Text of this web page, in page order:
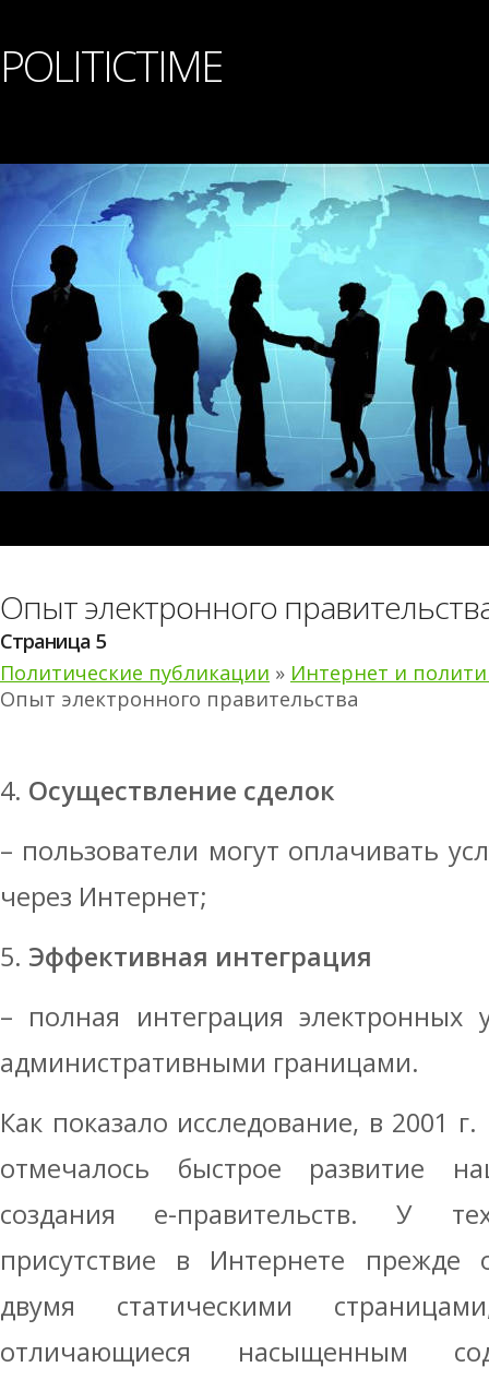
POLITICTIME
Опыт электронного
Страница 5
Политические публикации » Интернет и
Опыт электронного правительства
4. Осуществление сделок
– пользователи могут оплачивать
через Интернет;
5. Эффективная интеграция
– полная интеграция электронных
административными границами.
Как показало исследование, в 2001
отмечалось быстрое развитие
создания е-правительств. У
присутствие в Интернете прежде
двумя статическими
отличающиеся насыщенным